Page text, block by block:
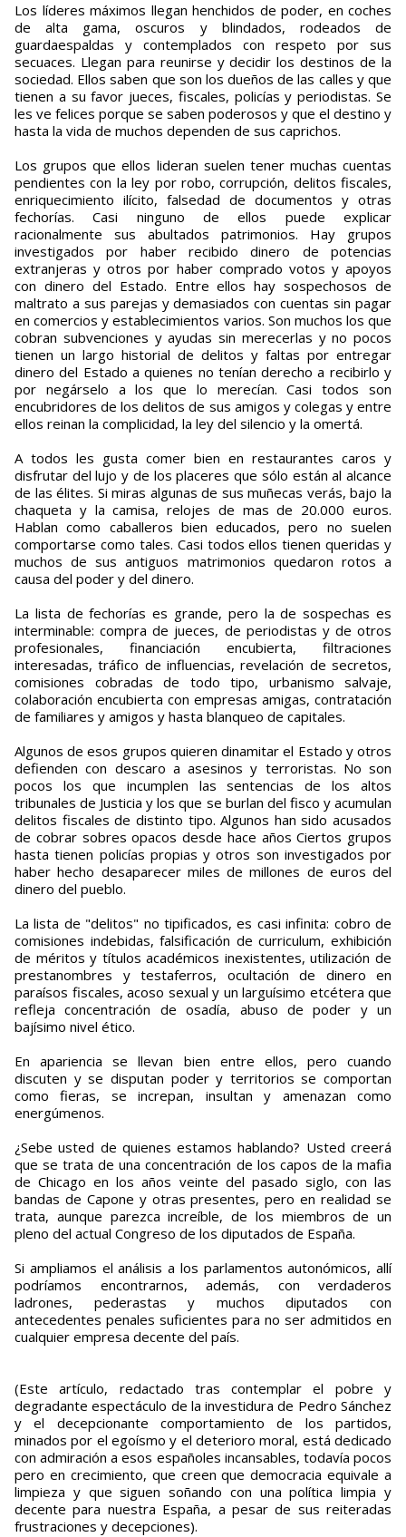
Los líderes máximos llegan henchidos de poder, en coches
de alta gama, oscuros y blindados, rodeados de
guardaespaldas y contemplados con respeto por sus
secuaces. Llegan para reunirse y decidir los destinos de la
sociedad. Ellos saben que son los dueños de las calles y que
tienen a su favor jueces, fiscales, policías y periodistas. Se
les ve felices porque se saben poderosos y que el destino y
hasta la vida de muchos dependen de sus caprichos.
Los grupos que ellos lideran suelen tener muchas cuentas
pendientes con la ley por robo, corrupción, delitos fiscales,
enriquecimiento ilícito, falsedad de documentos y otras
fechorías. Casi ninguno de ellos puede explicar
racionalmente sus abultados patrimonios. Hay grupos
investigados por haber recibido dinero de potencias
extranjeras y otros por haber comprado votos y apoyos
con dinero del Estado. Entre ellos hay sospechosos de
maltrato a sus parejas y demasiados con cuentas sin pagar
en comercios y establecimientos varios. Son muchos los que
cobran subvenciones y ayudas sin merecerlas y no pocos
tienen un largo historial de delitos y faltas por entregar
dinero del Estado a quienes no tenían derecho a recibirlo y
por negárselo a los que lo merecían. Casi todos son
encubridores de los delitos de sus amigos y colegas y entre
ellos reinan la complicidad, la ley del silencio y la omertá.
A todos les gusta comer bien en restaurantes caros y
disfrutar del lujo y de los placeres que sólo están al alcance
de las élites. Si miras algunas de sus muñecas verás, bajo la
chaqueta y la camisa, relojes de mas de 20.000 euros.
Hablan como caballeros bien educados, pero no suelen
comportarse como tales. Casi todos ellos tienen queridas y
muchos de sus antiguos matrimonios quedaron rotos a
causa del poder y del dinero.
La lista de fechorías es grande, pero la de sospechas es
interminable: compra de jueces, de periodistas y de otros
profesionales, financiación encubierta, filtraciones
interesadas, tráfico de influencias, revelación de secretos,
comisiones cobradas de todo tipo, urbanismo salvaje,
colaboración encubierta con empresas amigas, contratación
de familiares y amigos y hasta blanqueo de capitales.
Algunos de esos grupos quieren dinamitar el Estado y otros
defienden con descaro a asesinos y terroristas. No son
pocos los que incumplen las sentencias de los altos
tribunales de Justicia y los que se burlan del fisco y acumulan
delitos fiscales de distinto tipo. Algunos han sido acusados
de cobrar sobres opacos desde hace años Ciertos grupos
hasta tienen policías propias y otros son investigados por
haber hecho desaparecer miles de millones de euros del
dinero del pueblo.
La lista de "delitos" no tipificados, es casi infinita: cobro de
comisiones indebidas, falsificación de curriculum, exhibición
de méritos y títulos académicos inexistentes, utilización de
prestanombres y testaferros, ocultación de dinero en
paraísos fiscales, acoso sexual y un larguísimo etcétera que
refleja concentración de osadía, abuso de poder y un
bajísimo nivel ético.
En apariencia se llevan bien entre ellos, pero cuando
discuten y se disputan poder y territorios se comportan
como fieras, se increpan, insultan y amenazan como
energúmenos.
¿Sebe usted de quienes estamos hablando? Usted creerá
que se trata de una concentración de los capos de la mafia
de Chicago en los años veinte del pasado siglo, con las
bandas de Capone y otras presentes, pero en realidad se
trata, aunque parezca increíble, de los miembros de un
pleno del actual Congreso de los diputados de España.
Si ampliamos el análisis a los parlamentos autonómicos, allí
podríamos encontrarnos, además, con verdaderos
ladrones, pederastas y muchos diputados con
antecedentes penales suficientes para no ser admitidos en
cualquier empresa decente del país.
(Este artículo, redactado tras contemplar el pobre y
degradante espectáculo de la investidura de Pedro Sánchez
y el decepcionante comportamiento de los partidos,
minados por el egoísmo y el deterioro moral, está dedicado
con admiración a esos españoles incansables, todavía pocos
pero en crecimiento, que creen que democracia equivale a
limpieza y que siguen soñando con una política limpia y
decente para nuestra España, a pesar de sus reiteradas
frustraciones y decepciones).